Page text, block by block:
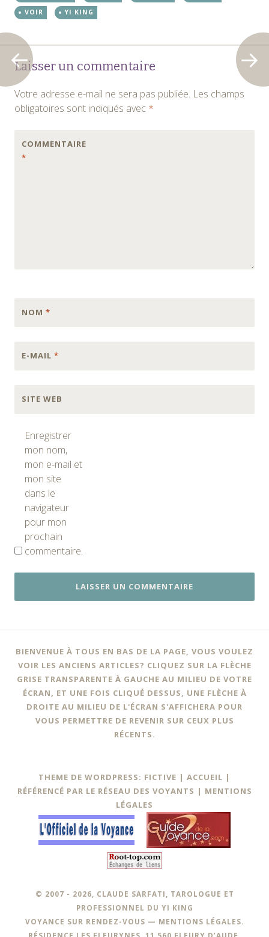
VOIR
YI KING
Navigation
des
articles
Laisser un commentaire
Votre adresse e-mail ne sera pas publiée. Les champs
obligatoires sont indiqués avec *
COMMENTAIRE
*
NOM *
E-MAIL *
SITE WEB
Enregistrer
mon nom,
mon e-mail et
mon site
dans le
navigateur
pour mon
prochain
commentaire.
BIENVENUE À TOUS EN BAS DE LA PAGE, VOUS VOULEZ
VOIR LES ANCIENS ARTICLES? CLIQUEZ SUR LA FLÈCHE
GRISE TRANSPARENTE À GAUCHE AU MILIEU DE VOTRE
ÉCRAN, ET UNE FOIS CLIQUÉ DESSUS, UNE FLÈCHE À
DROITE AU MILIEU DE L'ÉCRAN S'AFFICHERA POUR
VOUS PERMETTRE DE REVENIR SUR CEUX PLUS
RÉCENTS.
THEME DE WORDPRESS: FICTIVE | ACCUEIL |
RÉFÉRENCÉ PAR LE RÉSEAU DES VOYANTS | MENTIONS
LÉGALES
© 2007 - 2026, CLAUDE SARFATI, TAROLOGUE ET
PROFESSIONNEL DU YI KING
VOYANCE SUR RENDEZ-VOUS — MENTIONS LÉGALES.
RÉSIDENCE LES FLEURYNES, 11 560 FLEURY D’AUDE,